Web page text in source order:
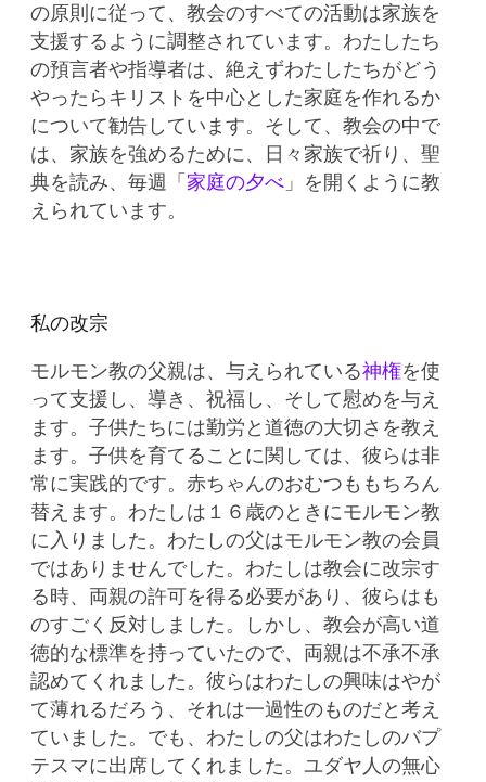
の原則に従って、教会のすべての活動は家族を
支援するように調整されています。わたしたち
の預言者や指導者は、絶えずわたしたちがどう
やったらキリストを中心とした家庭を作れるか
について勧告しています。そして、教会の中で
は、家族を強めるために、日々家族で祈り、聖
典を読み、毎週「 家庭の夕べ 」を開くように教
えられています。
私の改宗
モルモン教の父親は、与えられている神権を使
って支援し、導き、祝福し、そして慰めを与え
ます。子供たちには勤労と道徳の大切さを教え
ます。子供を育てることに関しては、彼らは非
常に実践的です。赤ちゃんのおむつももちろん
替えます。わたしは１６歳のときにモルモン教
に入りました。わたしの父はモルモン教の会員
ではありませんでした。わたしは教会に改宗す
る時、両親の許可を得る必要があり、彼らはも
のすごく反対しました。しかし、教会が高い道
徳的な標準を持っていたので、両親は不承不承
認めてくれました。彼らはわたしの興味はやが
て薄れるだろう、それは一過性のものだと考え
ていました。でも、わたしの父はわたしのバプ
テスマに出席してくれました。ユダヤ人の無心